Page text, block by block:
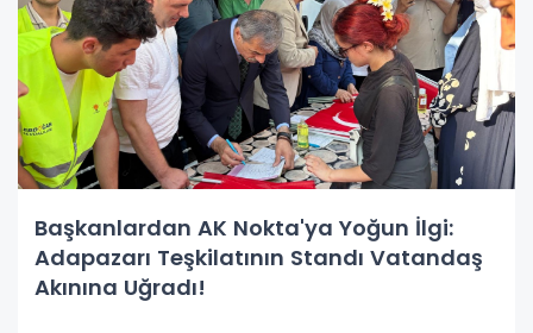
Başkanlardan AK Nokta'ya Yoğun İlgi:
Adapazarı Teşkilatının Standı Vatandaş
Akınına Uğradı!